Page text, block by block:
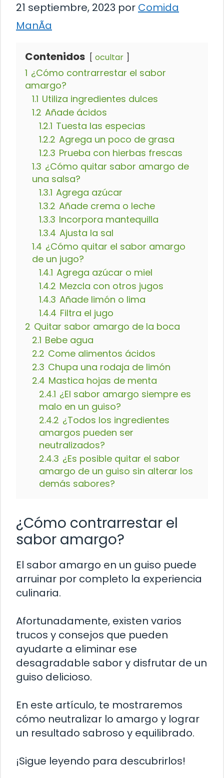
21 septiembre, 2023 por Comida
ManÃ­a
Contenidos ocultar
1 ¿Cómo contrarrestar el sabor
amargo?
1.1 Utiliza ingredientes dulces
1.2 Añade ácidos
1.2.1 Tuesta las especias
1.2.2 Agrega un poco de grasa
1.2.3 Prueba con hierbas frescas
1.3 ¿Cómo quitar sabor amargo de
una salsa?
1.3.1 Agrega azúcar
1.3.2 Añade crema o leche
1.3.3 Incorpora mantequilla
1.3.4 Ajusta la sal
1.4 ¿Cómo quitar el sabor amargo
de un jugo?
1.4.1 Agrega azúcar o miel
1.4.2 Mezcla con otros jugos
1.4.3 Añade limón o lima
1.4.4 Filtra el jugo
2 Quitar sabor amargo de la boca
2.1 Bebe agua
2.2 Come alimentos ácidos
2.3 Chupa una rodaja de limón
2.4 Mastica hojas de menta
2.4.1 ¿El sabor amargo siempre es
malo en un guiso?
2.4.2 ¿Todos los ingredientes
amargos pueden ser
neutralizados?
2.4.3 ¿Es posible quitar el sabor
amargo de un guiso sin alterar los
demás sabores?
¿Cómo contrarrestar el
sabor amargo?
El sabor amargo en un guiso puede
arruinar por completo la experiencia
culinaria.
Afortunadamente, existen varios
trucos y consejos que pueden
ayudarte a eliminar ese
desagradable sabor y disfrutar de un
guiso delicioso.
En este artículo, te mostraremos
cómo neutralizar lo amargo y lograr
un resultado sabroso y equilibrado.
¡Sigue leyendo para descubrirlos!